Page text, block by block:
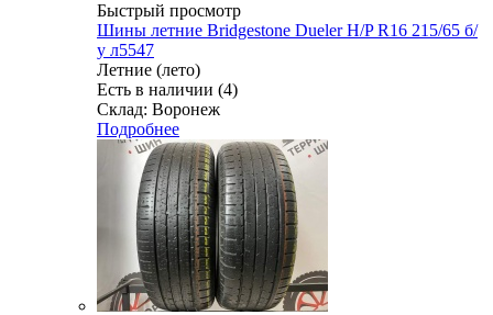
Быстрый просмотр
Шины летние Bridgestone Dueler H/P R16 215/65 б/
у л5547
Летние (лето)
Есть в наличии (4)
Склад: Воронеж
Подробнее